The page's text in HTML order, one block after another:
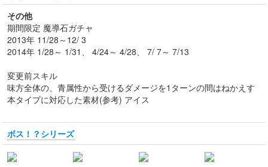
その他
期間限定 魔導石ガチャ
2013年 11/28～12/ 3
2014年 1/28～ 1/31、 4/24～ 4/28、 7/ 7～ 7/13
変更前スキル
味方全体の、青属性から受けるダメージを1ターンの間はねかえす
本タイプに対応した素材(参考) アイス
ボス！？シリーズ